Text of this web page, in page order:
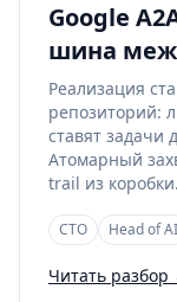
Google
шина
Реализация
репозиторий:
ставят задачи
Атомарный
trail из коробки.
CTO Head of AI
Читать разбор